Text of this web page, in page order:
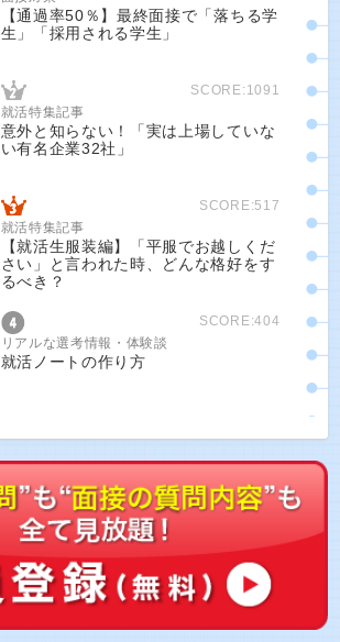
【通過率50％】最終面接で「落ちる学
生」「採用される学生」
SCORE:1091
就活特集記事
意外と知らない！「実は上場していな
い有名企業32社」
SCORE:517
就活特集記事
【就活生服装編】「平服でお越しくだ
さい」と言われた時、どんな格好をす
るべき？
SCORE:404
リアルな選考情報・体験談
就活ノートの作り方